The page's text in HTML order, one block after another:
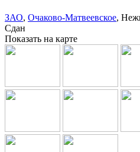
ЗАО, Очаково-Матвеевское,
Сдан
Показать на карте